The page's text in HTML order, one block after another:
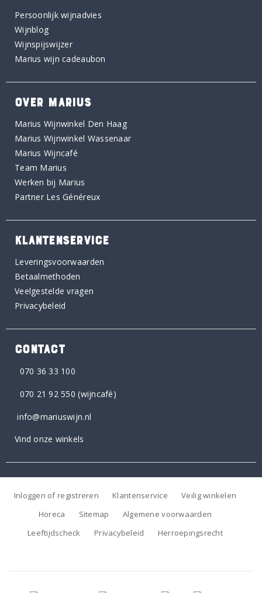
Persoonlijk wijnadvies
Wijnblog
Wijnspijswijzer
Marius wijn cadeaubon
OVER MARIUS
Marius Wijnwinkel Den Haag
Marius Wijnwinkel Wassenaar
Marius Wijncafé
Team Marius
Werken bij Marius
Partner Les Généreux
KLANTENSERVICE
Leveringsvoorwaarden
Betaalmethoden
Veelgestelde vragen
Privacybeleid
CONTACT
070 36 33 100
070 21 92 550 (wijncafé)
info@mariuswijn.nl
Vind onze winkels
Inloggen of registreren Klantenservice
Veilig winkelen
Horeca
Sitemap
Algemene voorwaarden
Leeftijdscheck
Privacybeleid Herroepingsrecht